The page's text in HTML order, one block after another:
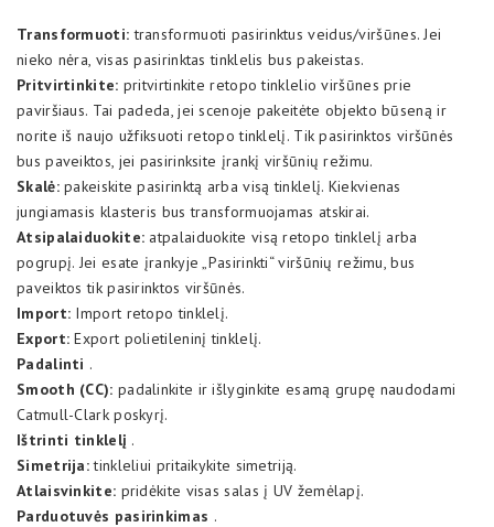
Transformuoti: transformuoti pasirinktus veidus/viršūnes. Jei
nieko nėra, visas pasirinktas tinklelis bus pakeistas.
Pritvirtinkite: pritvirtinkite retopo tinklelio viršūnes prie
paviršiaus. Tai padeda, jei scenoje pakeitėte objekto būseną ir
norite iš naujo užfiksuoti retopo tinklelį. Tik pasirinktos viršūnės
bus paveiktos, jei pasirinksite įrankį viršūnių režimu.
Skalė:pakeiskite pasirinktą arba visą tinklelį. Kiekvienas
jungiamasis klasteris bus transformuojamas atskirai.
Atsipalaiduokite: atpalaiduokite visą retopo tinklelį arba
pogrupį. Jei esate įrankyje „Pasirinkti“ viršūnių režimu, bus
paveiktos tik pasirinktos viršūnės.
Import: Import retopo tinklelį.
Export: Export polietileninį tinklelį.
Padalinti .
Smooth (CC): padalinkite ir išlyginkite esamą grupę naudodami
Catmull-Clark poskyrį.
Ištrinti tinklelį .
Simetrija:tinkleliui pritaikykite simetriją.
Atlaisvinkite: pridėkite visas salas į UV žemėlapį.
Parduotuvės pasirinkimas .